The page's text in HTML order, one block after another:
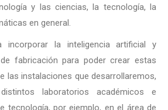
y las ciencias, la tecnología, la
en general.
incorporar la inteligencia artificial y
fabricación para poder crear estas
las instalaciones que desarrollaremos,
laboratorios académicos e
tecnología, por ejemplo, en el área de